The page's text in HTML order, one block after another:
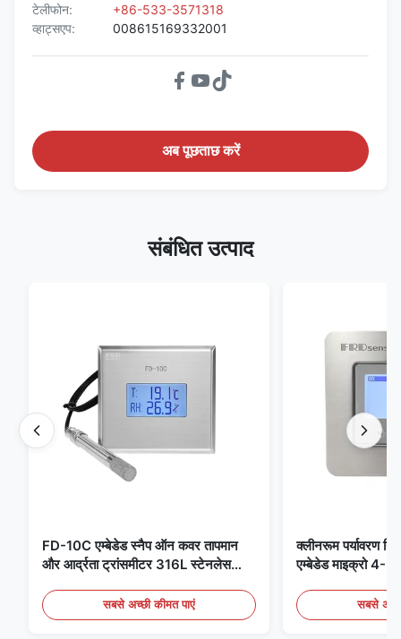
टेलीफोन:
+86-533-3571318
व्हाट्सएप:
008615169332001
अब पूछताछ करें
संबंधित उत्पाद
FD-10C एम्बेडेड स्नैप ऑन कवर तापमान
और आर्द्रता ट्रांसमीटर 316L स्टेनलेस
सबसे अच्छी कीमत पाएं
क्लीनरूम पर्यावरण
एम्बेडेड माइक्रो 4-
सबसे